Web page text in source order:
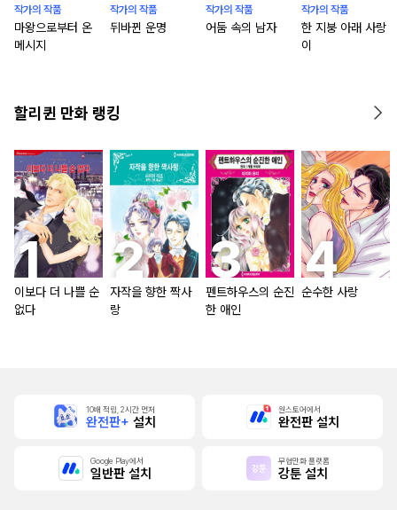
작가의 작품
마왕으로부터 온
메시지
작가의 작품
뒤바뀐 운명
작가의 작품
어둠 속의 남자
작가의 작품
한 지붕 아래 사랑
이
할리퀸 만화 랭킹
이보다 더 나쁠 순
없다
자작을 향한 짝사
랑
펜트하우스의 순진
한 애인
순수한 사랑
10배 적립, 2시간 먼저
완전판+ 설치
원스토어에서
완전판 설치
Google Play에서
일반판 설치
무협만화 플랫폼
강툰 설치